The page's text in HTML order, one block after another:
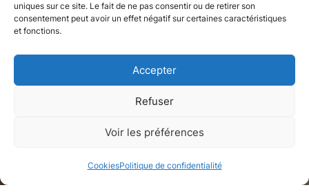
uniques sur ce site. Le fait de ne pas consentir ou de retirer son
consentement peut avoir un effet négatif sur certaines caractéristiques
et fonctions.
Accepter
Refuser
Voir les préférences
CookiesPolitique de confidentialité